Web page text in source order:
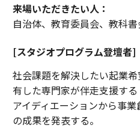
来場いただきたい人：
自治体、教育委員会、教科
[スタジオプログラム登壇者]
社会課題を解決したい起業
有した専門家が伴走支援する
アイディエーションから事
の成果を発表する。